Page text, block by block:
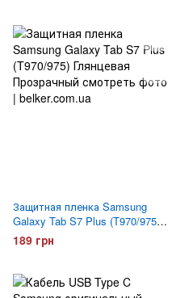
Защитная пленка Samsung
Galaxy Tab S7 Plus (T970/975)
Глянцевая
189 грн